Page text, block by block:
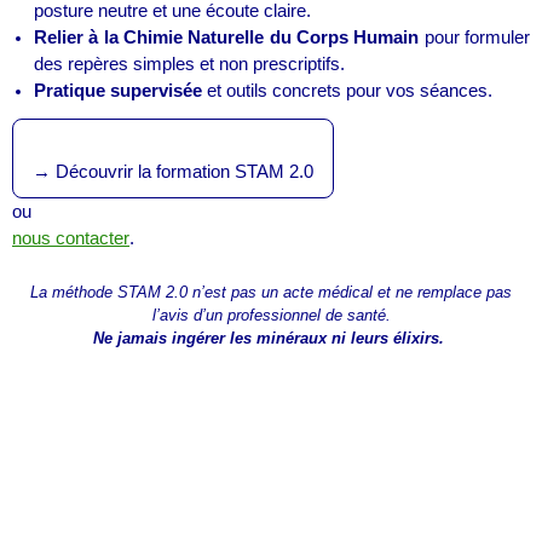
posture neutre et une écoute claire.
Relier à la Chimie Naturelle du Corps Humain pour formuler
des repères simples et non prescriptifs.
Pratique supervisée et outils concrets pour vos séances.
→ Découvrir la formation STAM 2.0
ou
nous contacter.
La méthode STAM 2.0 n’est pas un acte médical et ne remplace pas
l’avis d’un professionnel de santé.
Ne jamais ingérer les minéraux ni leurs élixirs.